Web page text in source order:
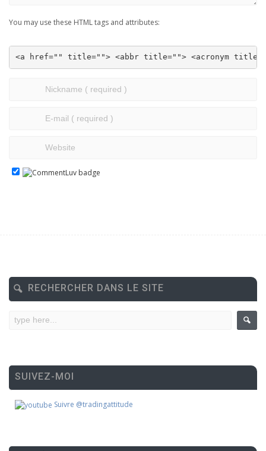
You may use these HTML tags and attributes:
<a href="" title=""> <abbr title=""> <acronym
RECHERCHER DANS LE SITE
SUIVEZ-MOI
Suivre @tradingattitude